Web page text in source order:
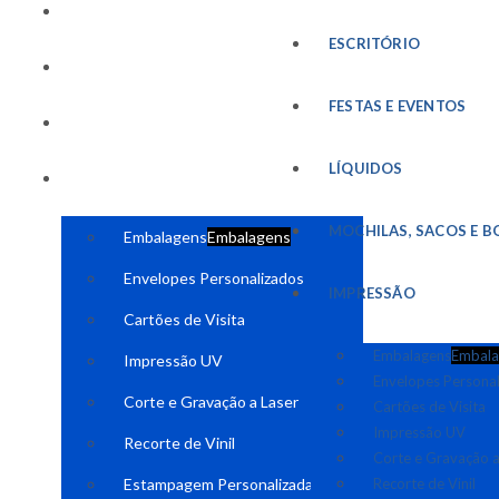
EmbalagensEmbalagens
Envelopes Personalizados
Cartões de Visita
Impressão UV
Corte e Gravação a Laser
Recorte de Vinil
Estampagem Personalizada
ESCRITÓRIO
FESTAS E EVENTOS
LÍQUIDOS
MOCHILAS, SACOS E
IMPRESSÃO
Embalagens
Envelopes
Cartões de Visita
Impressão UV
Corte e Gravação
Recorte de Vinil